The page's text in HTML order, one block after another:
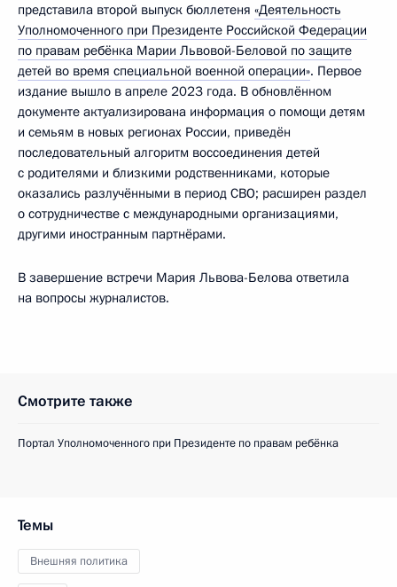
представила второй выпуск бюллетеня «Деятельность
Уполномоченного при Президенте Российской Федерации
по правам ребёнка Марии Львовой-Беловой по защите
детей во время специальной военной операции». Первое
издание вышло в апреле 2023 года. В обновлённом
документе актуализирована информация о помощи детям
и семьям в новых регионах России, приведён
последовательный алгоритм воссоединения детей
с родителями и близкими родственниками, которые
оказались разлучёнными в период СВО; расширен раздел
о сотрудничестве с международными организациями,
другими иностранным партнёрами.
В завершение встречи Мария Львова-Белова ответила
на вопросы журналистов.
Смотрите также
Портал Уполномоченного при Президенте по правам ребёнка
Темы
Внешняя политика